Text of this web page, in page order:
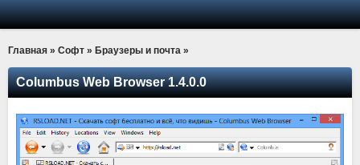
Главная » Софт » Браузеры и почта »
Columbus Web Browser 1.4.0.0